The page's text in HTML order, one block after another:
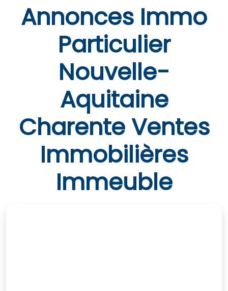
Annonces Immo
Particulier
Nouvelle-
Aquitaine
Charente Ventes
Immobilières
Immeuble